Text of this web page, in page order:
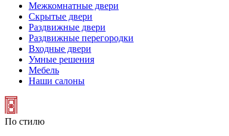
Межкомнатные двери
Скрытые двери
Раздвижные двери
Раздвижные перегородки
Входные двери
Умные решения
Мебель
Наши салоны
По стилю